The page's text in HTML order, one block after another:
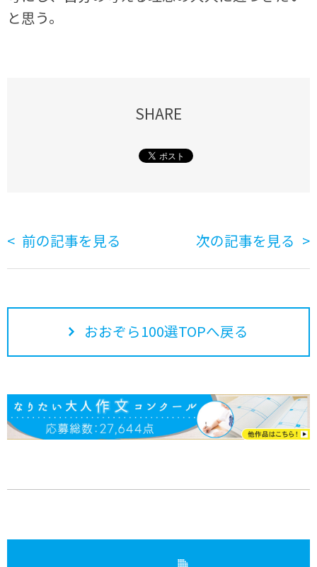
と思う。
SHARE
前の記事を見る 次の記事を見る
おおぞら100選TOPへ戻る